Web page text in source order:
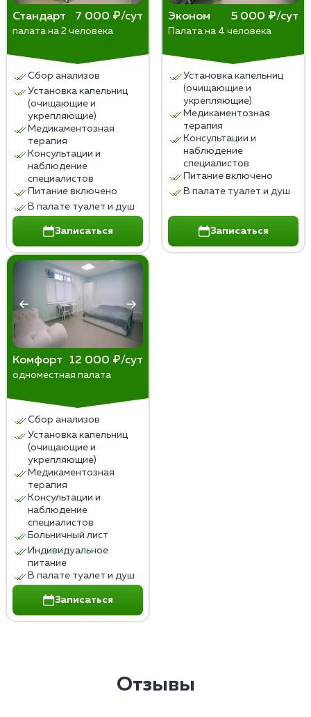
Индивидуальный подход к каждому пациенту,
учитывающий психологическое состояние,
Комплексное лечение, включающее
психотерапевтическую и социальную
поддержку пациента, контроль за состоянием
и соблюдением режима.
Доступные цены и гибкая система скидок для
пациентов, которые хотят избавиться от
алкогольной зависимости.
Подшивка не рекомендуется людям с аллергией на
компоненты препаратов или с повышенной
Стандарт 7 000 ₽/сут
палата на 2 человека
Сбор анализов
Установка капельниц
(очищающие и
укрепляющие)
Медикаментозная
терапия
Консультации и
наблюдение
специалистов
Питание включено
В палате туалет и душ
Записаться
Эконом 5 000 ₽/сут
Палата на 4 человека
Установка капельниц
(очищающие и
укрепляющие)
Медикаментозная
терапия
Консультации и
наблюдение
специалистов
Питание включено
В палате туалет и душ
Записаться
Комфорт 12 000 ₽/сут
одноместная палата
Сбор анализов
Установка капельниц
(очищающие и
укрепляющие)
Медикаментозная
терапия
Консультации и
наблюдение
специалистов
Больничный лист
Индивидуальное
питание
В палате туалет и душ
Записаться
Отзывы